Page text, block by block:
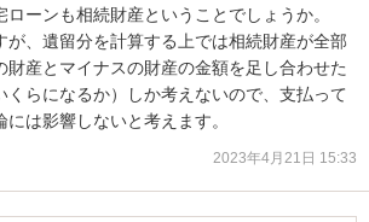
ーンも相続財産ということでしょうか。
が、遺留分を計算する上では相続財産が全部
財産とマイナスの財産の金額を足し合わせた
くらになるか）しか考えないので、支払って
は影響しないと考えます。
2023年4月21日 15:33